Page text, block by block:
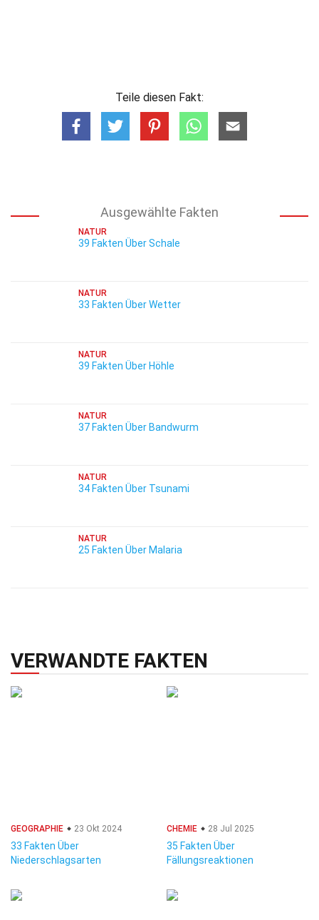
Teile diesen Fakt:
Ausgewählte Fakten
NATUR
39 Fakten Über Schale
NATUR
33 Fakten Über Wetter
NATUR
39 Fakten Über Höhle
NATUR
37 Fakten Über Bandwurm
NATUR
34 Fakten Über Tsunami
NATUR
25 Fakten Über Malaria
VERWANDTE FAKTEN
GEOGRAPHIE 23 Okt 2024
33 Fakten Über
Niederschlagsarten
CHEMIE 28 Jul 2025
35 Fakten Über
Fällungsreaktionen